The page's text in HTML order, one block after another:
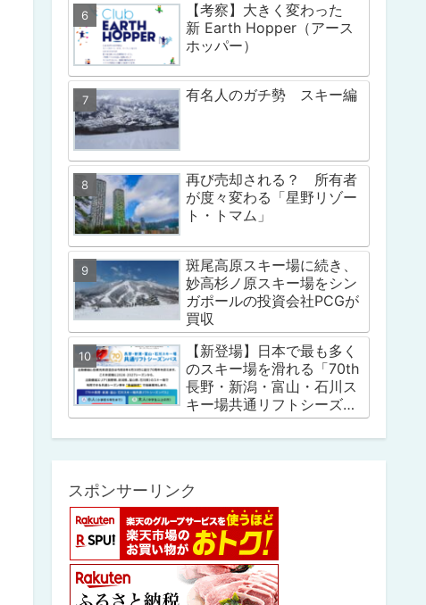
【考察】大きく変わった
新 Earth Hopper（アース
ホッパー）
有名人のガチ勢 スキー編
再び売却される？ 所有者
が度々変わる「星野リゾー
ト・トマム」
斑尾高原スキー場に続き、
妙高杉ノ原スキー場をシン
ガポールの投資会社PCGが
買収
【新登場】日本で最も多く
のスキー場を滑れる「70th
長野・新潟・富山・石川ス
キー場共通リフトシーズン
パス」
スポンサーリンク